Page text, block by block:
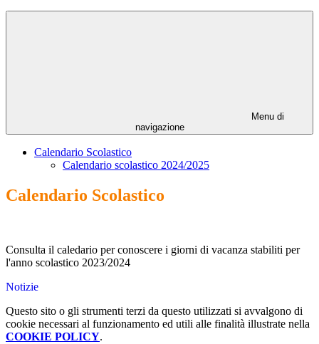
Menu di
navigazione
Calendario Scolastico
Calendario scolastico 2024/2025
Calendario Scolastico
Consulta il caledario per conoscere i giorni di vacanza stabiliti per
l'anno scolastico 2023/2024
Notizie
Questo sito o gli strumenti terzi da questo utilizzati si avvalgono di
cookie necessari al funzionamento ed utili alle finalità illustrate nella
COOKIE POLICY.